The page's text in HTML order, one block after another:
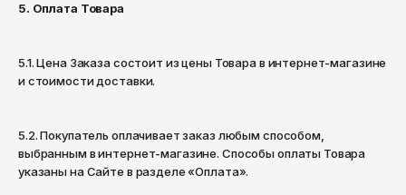
5. Оплата Товара
5.1. Цена Заказа состоит из цены Товара в интернет-магазине
и стоимости доставки.
5.2. Покупатель оплачивает заказ любым способом,
выбранным в интернет-магазине. Способы оплаты Товара
указаны на Сайте в разделе «Оплата».